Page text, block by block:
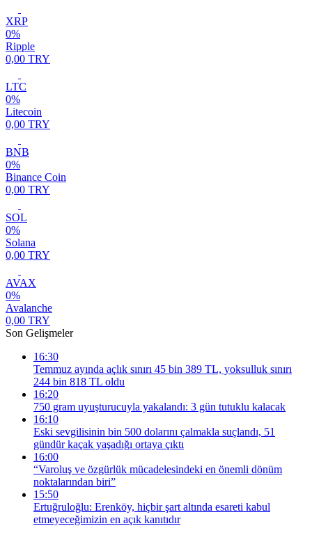
XRP
0%
Ripple
0,00 TRY
LTC
0%
Litecoin
0,00 TRY
BNB
0%
Binance Coin
0,00 TRY
SOL
0%
Solana
0,00 TRY
AVAX
0%
Avalanche
0,00 TRY
Son Gelişmeler
16:30
Temmuz ayında açlık sınırı 45 bin 389 TL, yoksulluk sınırı
244 bin 818 TL oldu
16:20
750 gram uyuşturucuyla yakalandı: 3 gün tutuklu kalacak
16:10
Eski sevgilisinin bin 500 dolarını çalmakla suçlandı, 51
gündür kaçak yaşadığı ortaya çıktı
16:00
“Varoluş ve özgürlük mücadelesindeki en önemli dönüm
noktalarından biri”
15:50
Ertuğruloğlu: Erenköy, hiçbir şart altında esareti kabul
etmeyeceğimizin en açık kanıtıdır